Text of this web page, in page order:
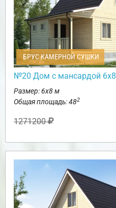
БРУС КАМЕРНОЙ СУШКИ
№20 Дом с мансардой 6х8
Размер: 6х8 м
Общая площадь: 482
1271200